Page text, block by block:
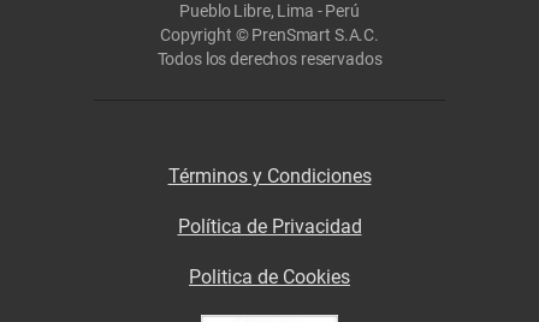
Pueblo Libre, Lima - Perú
Copyright © PrenSmart S.A.C.
Todos los derechos reservados
Términos y Condiciones
Política de Privacidad
Politica de Cookies